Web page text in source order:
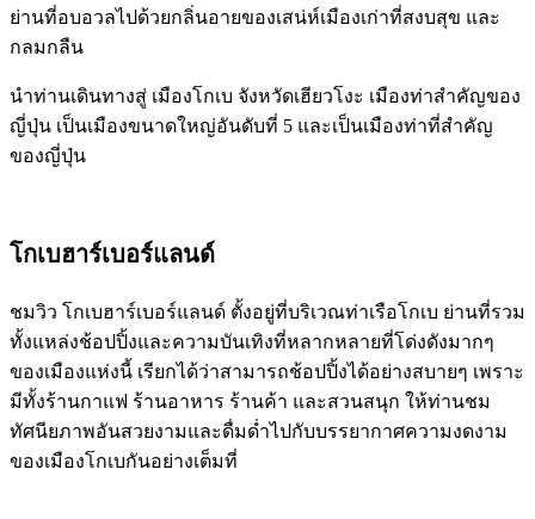
ย่านที่อบอวลไปด้วยกลิ่นอายของเสน่ห์เมืองเก่าที่สงบสุข และ
กลมกลืน
นำท่านเดินทางสู่ เมืองโกเบ จังหวัดเฮียวโงะ เมืองท่าสำคัญของ
ญี่ปุ่น เป็นเมืองขนาดใหญ่อันดับที่ 5 และเป็นเมืองท่าที่สำคัญ
ของญี่ปุ่น
โกเบฮาร์เบอร์แลนด์
ชมวิว โกเบฮาร์เบอร์แลนด์ ตั้งอยู่ที่บริเวณท่าเรือโกเบ ย่านที่รวม
ทั้งแหล่งช้อปปิ้งและความบันเทิงที่หลากหลายที่โด่งดังมากๆ
ของเมืองแห่งนี้ เรียกได้ว่าสามารถช้อปปิ้งได้อย่างสบายๆ เพราะ
มีทั้งร้านกาแฟ ร้านอาหาร ร้านค้า และสวนสนุก ให้ท่านชม
ทัศนียภาพอันสวยงามและดื่มด่ำไปกับบรรยากาศความงดงาม
ของเมืองโกเบกันอย่างเต็มที่